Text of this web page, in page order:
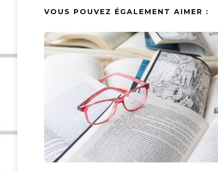
VOUS POUVEZ ÉGALEMENT AIMER :